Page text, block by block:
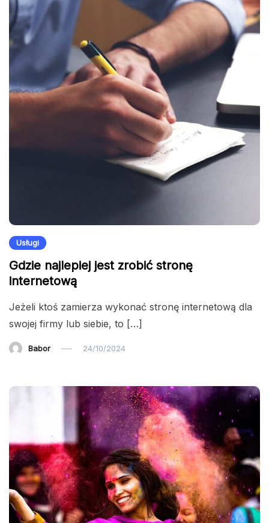
Usługi
Gdzie najlepiej jest zrobić stronę
internetową
Jeżeli ktoś zamierza wykonać stronę internetową dla
swojej firmy lub siebie, to […]
Babor 24/10/2024